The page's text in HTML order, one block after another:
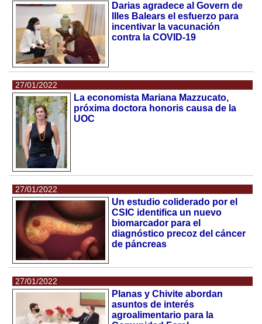
Darias agradece al Govern de
Illes Balears el esfuerzo para
incentivar la vacunación
contra la COVID-19
27/01/2022
La economista Mariana Mazzucato,
próxima doctora honoris causa de la
UOC
27/01/2022
Un estudio coliderado por el
CSIC identifica un nuevo
biomarcador para el
diagnóstico precoz del cáncer
de páncreas
27/01/2022
Planas y Chivite abordan
asuntos de interés
agroalimentario para la